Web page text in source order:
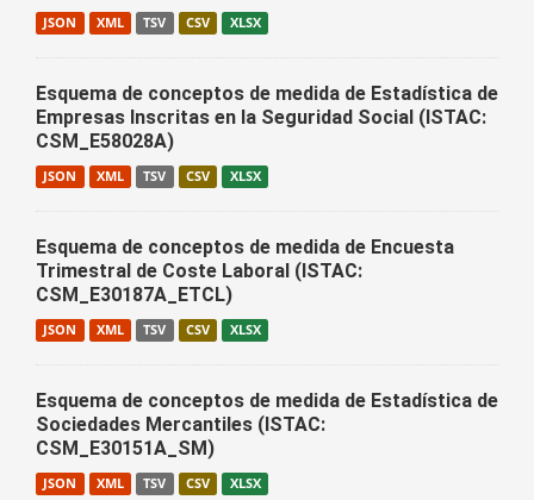
JSON XML TSV CSV XLSX
Esquema de conceptos de medida de Estadística de
Empresas Inscritas en la Seguridad Social (ISTAC:
CSM_E58028A)
JSON XML TSV CSV XLSX
Esquema de conceptos de medida de Encuesta
Trimestral de Coste Laboral (ISTAC:
CSM_E30187A_ETCL)
JSON XML TSV CSV XLSX
Esquema de conceptos de medida de Estadística de
Sociedades Mercantiles (ISTAC:
CSM_E30151A_SM)
JSON XML TSV CSV XLSX